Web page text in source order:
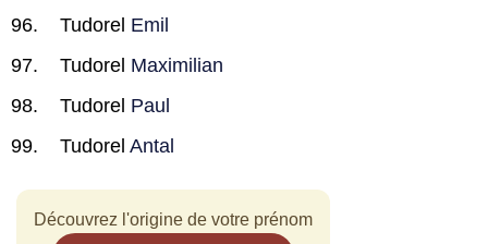
Tudorel Emil
Tudorel Maximilian
Tudorel Paul
Tudorel Antal
Découvrez l'origine de votre prénom